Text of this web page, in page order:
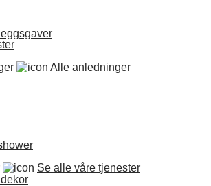
Alle anledninger
Se alle våre tjenester